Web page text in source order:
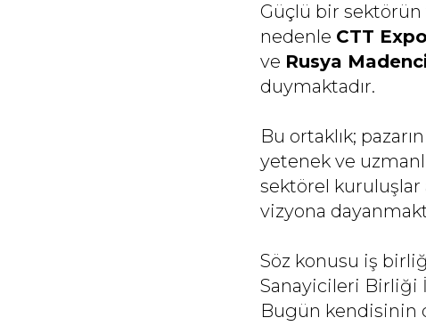
Güçlü bir sektörün
nedenle CTT Expo
ve Rusya
duymaktadır.
Bu ortaklık;
yetenek ve
sektörel kuruluşlar
vizyona
Söz konusu iş
Sanayicileri Birliği
Bugün kendisinin